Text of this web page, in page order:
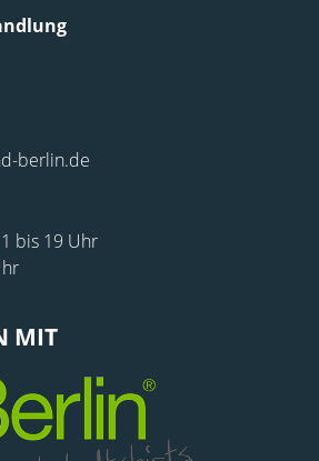
berlin.de
bis 19 Uhr
MIT